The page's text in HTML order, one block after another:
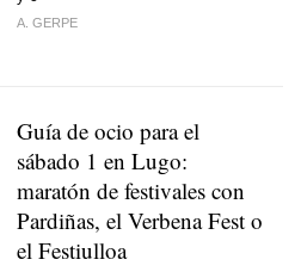
A. GERPE
Guía de ocio para el
sábado 1 en Lugo:
maratón de festivales con
Pardiñas, el Verbena Fest o
el Festiulloa